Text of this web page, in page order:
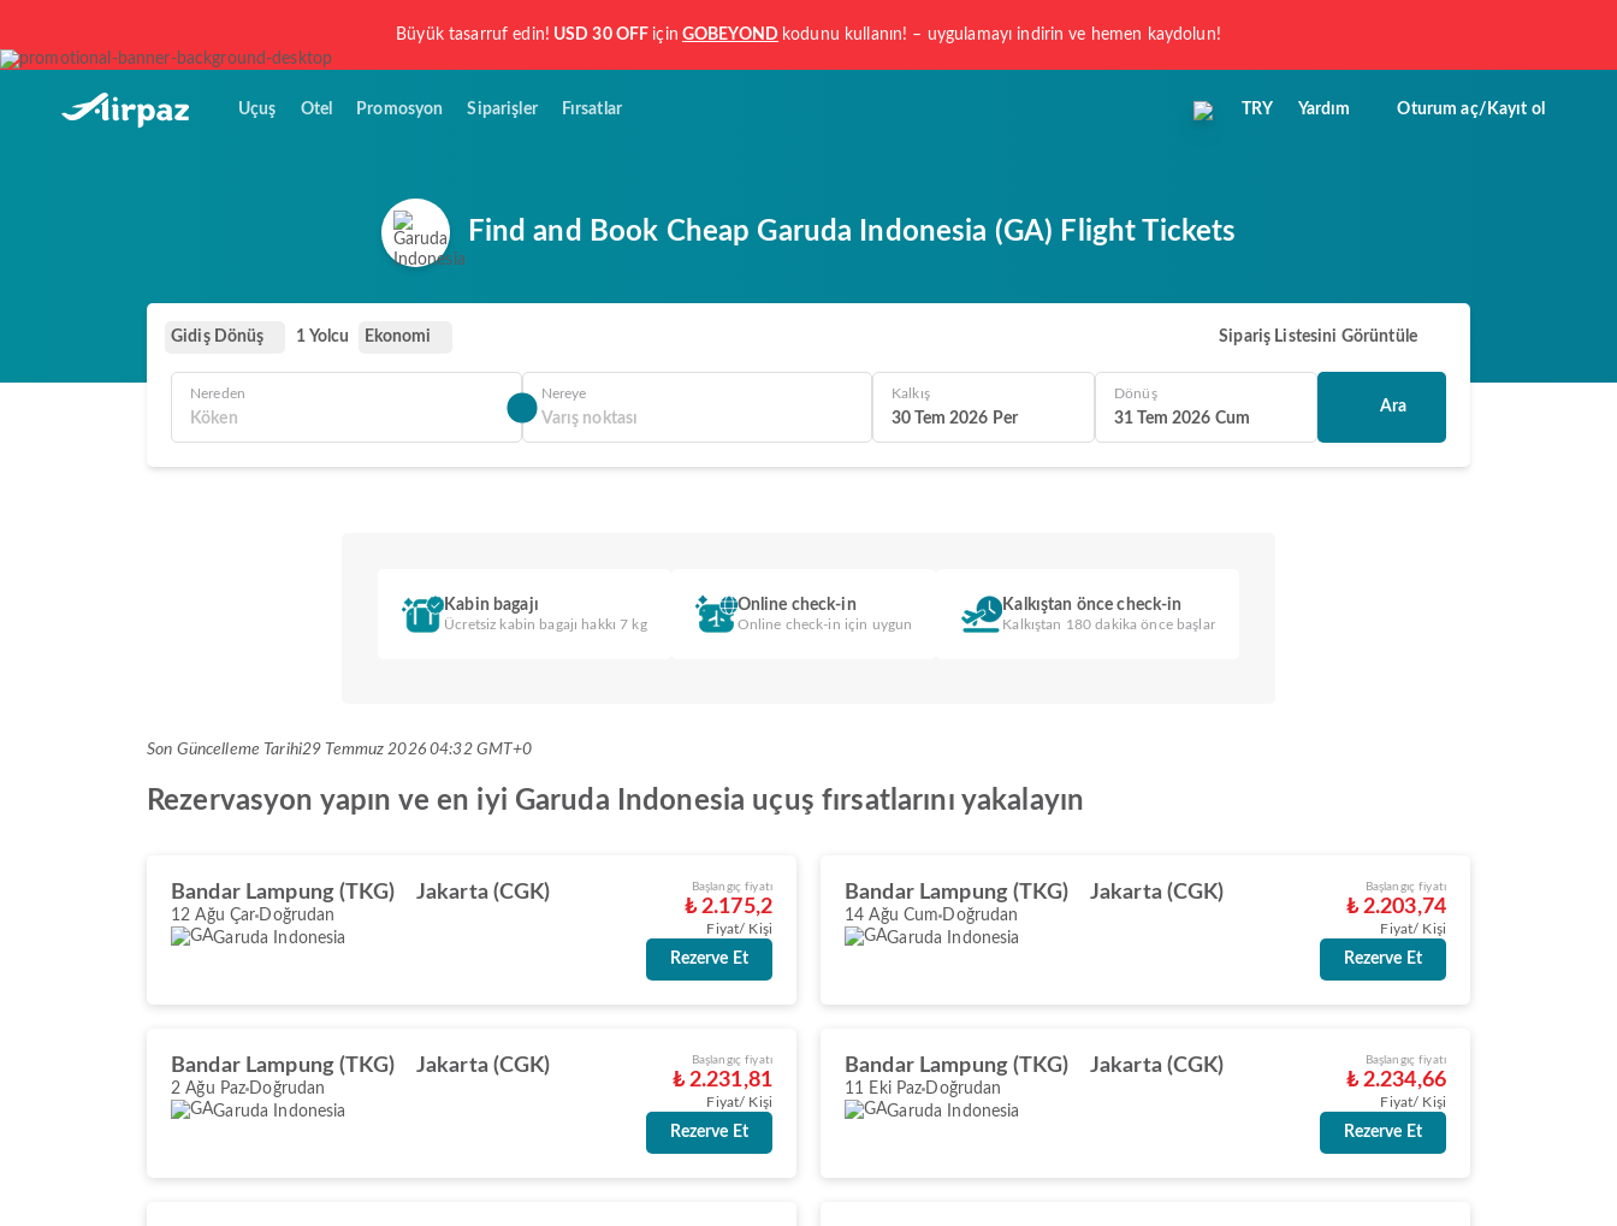
Büyük tasarruf edin! USD 30 OFF için GOBEYOND kodunu kullanın! – uygulamayı indirin ve hemen kaydolun!
Uçuş Otel Promosyon Siparişler Fırsatlar TRY Yardım Oturum aç/Kayıt ol
Find and Book Cheap Garuda Indonesia (GA) Flight Tickets
Gidiş Dönüş 1 Yolcu Ekonomi Sipariş Listesini Görüntüle
Nereden Nereye Kalkış
30 Tem 2026 Per
Dönüş
31 Tem 2026 Cum
Ara
Kabin bagajı
Ücretsiz kabin bagajı hakkı 7 kg
Online check-in
Online check-in için uygun
Kalkıştan önce check-in
Kalkıştan 180 dakika önce başlar
Son Güncelleme Tarihi29 Temmuz 2026 04:32 GMT+0
Rezervasyon yapın ve en iyi Garuda Indonesia uçuş fırsatlarını yakalayın
Bandar Lampung (TKG) Jakarta (CGK)
12 Ağu Çar Doğrudan
Garuda Indonesia
Başlangıç fiyatı
₺ 2.175,2
Fiyat/ Kişi
Rezerve Et
Bandar Lampung (TKG) Jakarta (CGK)
14 Ağu Cum Doğrudan
Garuda Indonesia
Başlangıç fiyatı
₺ 2.203,74
Fiyat/ Kişi
Rezerve Et
Bandar Lampung (TKG) Jakarta (CGK)
2 Ağu Paz Doğrudan
Garuda Indonesia
Başlangıç fiyatı
₺ 2.231,81
Fiyat/ Kişi
Rezerve Et
Bandar Lampung (TKG) Jakarta (CGK)
11 Eki Paz Doğrudan
Garuda Indonesia
Başlangıç fiyatı
₺ 2.234,66
Fiyat/ Kişi
Rezerve Et